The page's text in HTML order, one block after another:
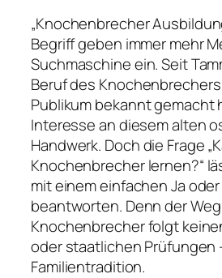
„Knochenbrecher
Begriff geben immer mehr
Suchmaschine ein. Seit
Beruf des
Publikum bekannt gemacht
Interesse an diesem alten
Handwerk. Doch die Frage
Knochenbrecher lernen?“
mit einem einfachen Ja
beantworten. Denn der
Knochenbrecher folgt
oder staatlichen Prüfungen
Familientradition.